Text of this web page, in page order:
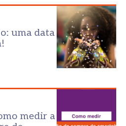
uma data
medir a